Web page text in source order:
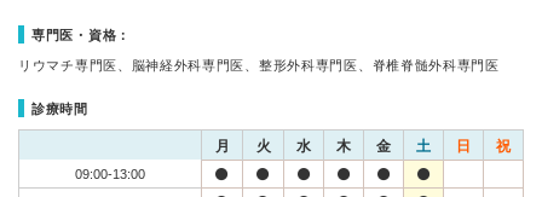
専門医・資格：
リウマチ専門医、脳神経外科専門医、整形外科専門医、脊椎脊髄外科専門医
診療時間
月 火 水 木 金 土 日 祝
09:00-13:00